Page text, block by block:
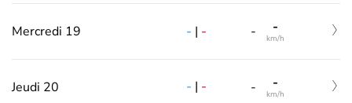
Mercredi 19 - | - - -
km/h
Jeudi 20 - | - - -
km/h